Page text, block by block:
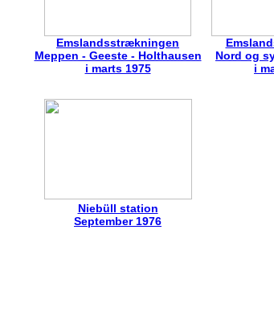
Emslandsstrækningen
Meppen - Geeste - Holthausen
i marts 1975
Nord og
i
Niebüll station
September 1976